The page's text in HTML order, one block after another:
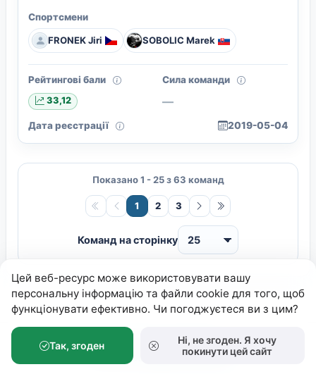
Цей веб-ресурс може використовувати вашу
персональну інформацію та файли cookie для того, щоб
функціонувати ефективно. Чи погоджуєтеся ви з цим?
Так, згоден
Ні, не згоден. Я хочу
покинути цей сайт
Спортсмени
FRONEK Jiri SOBOLIC Marek
Рейтингові бали
33,12
Сила команди
—
Дата реєстрації 2019-05-04
Показано 1 - 25 з 63 команд
1 2 3
Команд на сторінку
Федерація Петанку України© 2026.
Розробка:
Андрiй Волошко